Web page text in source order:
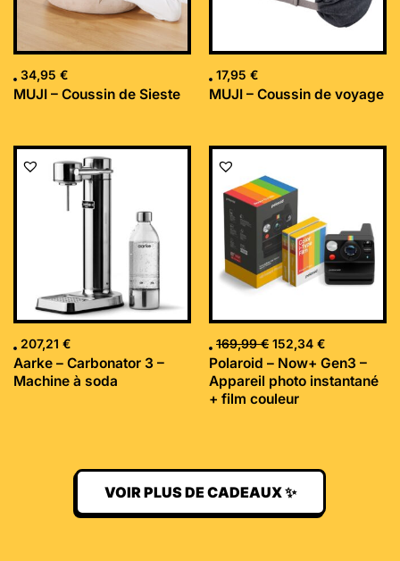
34,95 €
MUJI – Coussin de Sieste
17,95 €
MUJI – Coussin de voyage
207,21 €
Aarke – Carbonator 3 –
Machine à soda
169,99€
Le
initial
était :
169,99 €.
152,34 €
Le
Polaroid – Now+ Gen3 –
Appareil photo instantané
+ film couleur
VOIR PLUS DE CADEAUX ✨